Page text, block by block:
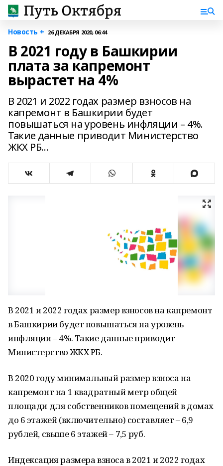
Новость + 26 ДЕКАБРЯ 2020, 06:44
В 2021 году в Башкирии
плата за капремонт
вырастет на 4%
В 2021 и 2022 годах размер взносов на
капремонт в Башкирии будет
повышаться на уровень инфляции – 4%.
Такие данные приводит Министерство
ЖКХ РБ...
В 2021 и 2022 годах размер взносов на капремонт
в Башкирии будет повышаться на уровень
инфляции – 4%. Такие данные приводит
Министерство ЖКХ РБ.
В 2020 году минимальный размер взноса на
капремонт на 1 квадратный метр общей
площади для собственников помещений в домах
до 6 этажей (включительно) составляет – 6,9
рублей, свыше 6 этажей – 7,5 руб.
Индексация размера взноса в 2021 и 2022 годах